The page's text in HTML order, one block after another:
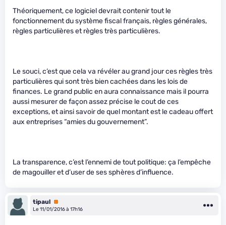
Théoriquement, ce logiciel devrait contenir tout le
fonctionnement du système fiscal français, règles générales,
règles particulières et règles très particulières.
Le souci, c’est que cela va révéler au grand jour ces règles très
particulières qui sont très bien cachées dans les lois de
finances. Le grand public en aura connaissance mais il pourra
aussi mesurer de façon assez précise le cout de ces
exceptions, et ainsi savoir de quel montant est le cadeau offert
aux entreprises “amies du gouvernement”.
La transparence, c’est l’ennemi de tout politique: ça l’empêche
de magouiller et d’user de ses sphères d’influence.
tipaul Premium
Le 11/01/2016 à 17h16